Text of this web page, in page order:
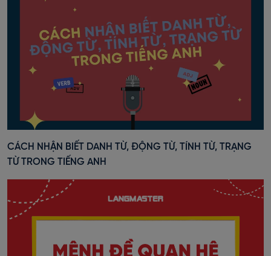
CÁCH NHẬN BIẾT DANH TỪ, ĐỘNG TỪ, TÍNH TỪ, TRẠNG
TỪ TRONG TIẾNG ANH